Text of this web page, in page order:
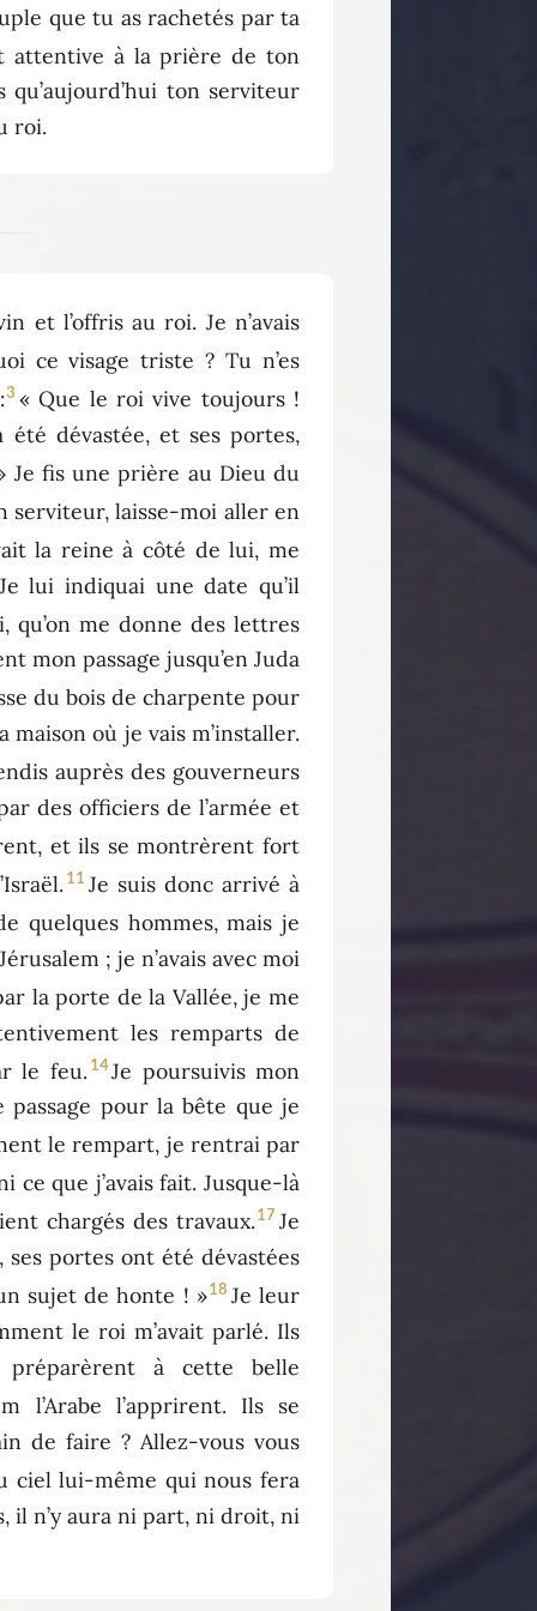
que tu as rachetés par ta
attentive à la prière de ton
ton serviteur
roi.
et l’offris au roi. Je n’avais
ce visage triste ? Tu n’es
3 « Que le roi vive toujours !
dévastée, et ses portes,
Je fis une prière au Dieu du
serviteur, laisse-moi aller en
la reine à côté de lui, me
lui indiquai une date qu’il
me donne des lettres
mon passage jusqu’en Juda
du bois de charpente pour
où je vais m’installer.
auprès des gouverneurs
des officiers de l’armée et
et ils se montrèrent fort
11 Je suis donc arrivé à
quelques hommes, mais je
; je n’avais avec moi
la porte de la Vallée, je me
les remparts de
le feu. 14Je poursuivis mon
pour la bête que je
le rempart, je rentrai par
ce que j’avais fait. Jusque-là
chargés des travaux.17 Je
portes ont été dévastées
sujet de honte ! »18 Je leur
le roi m’avait parlé. Ils
à cette belle
l’Arabe l’apprirent. Ils se
de faire ? Allez-vous vous
ciel lui-même qui nous fera
il n’y aura ni part, ni droit, ni